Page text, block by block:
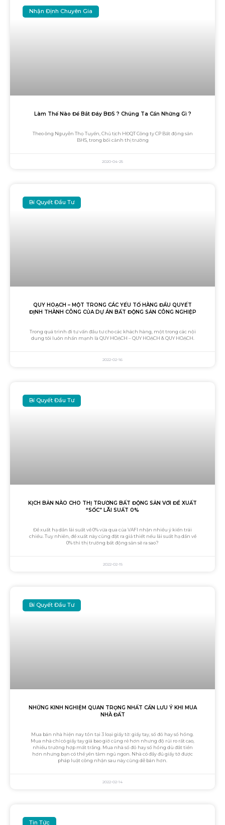
Nhận Định Chuyên Gia
Làm Thế Nào Để Bắt Đáy BĐS ? Chúng Ta Cần Những Gì ?
Theo ông Nguyễn Thọ Tuyển, Chủ tịch HĐQT Công ty CP Bất động sản
BHS, trong bối cảnh thị trường
2020-04-25
Bí Quyết Đầu Tư
QUY HOẠCH – MỘT TRONG CÁC YẾU TỐ HÀNG ĐẦU QUYẾT
ĐỊNH THÀNH CÔNG CỦA DỰ ÁN BẤT ĐỘNG SẢN CÔNG NGHIỆP
Trong quá trình đi tư vấn đầu tư cho các khách hàng, một trong các nội
dung tôi luôn nhấn mạnh là QUY HOẠCH – QUY HOẠCH & QUY HOẠCH.
2022-02-16
Bí Quyết Đầu Tư
KỊCH BẢN NÀO CHO THỊ TRƯỜNG BẤT ĐỘNG SẢN VỚI ĐỀ XUẤT
“SỐC” LÃI SUẤT 0%
Đề xuất hạ dần lãi suất về 0% vừa qua của VAFI nhận nhiều ý kiến trái
chiều. Tuy nhiên, đề xuất này cũng đặt ra giả thiết nếu lãi suất hạ dần về
0% thì thị trường bất động sản sẽ ra sao?
2022-02-15
Bí Quyết Đầu Tư
NHỮNG KINH NGHIỆM QUAN TRỌNG NHẤT CẦN LƯU Ý KHI MUA
NHÀ ĐẤT
Mua bán nhà hiện nay tồn tại 3 loại giấy tờ: giấy tay, sổ đỏ hay sổ hồng.
Mua nhà chỉ có giấy tay giá bao giờ cũng rẻ hơn nhưng độ rủi ro rất cao,
nhiều trường hợp mất trắng. Mua nhà sổ đỏ hay sổ hồng dù đắt tiền
hơn nhưng bạn có thể yên tâm ngủ ngon. Nhà có đầy đủ giấy tờ được
pháp luật công nhận sau này cũng dễ bán hơn.
2022-02-14
Tin Tức